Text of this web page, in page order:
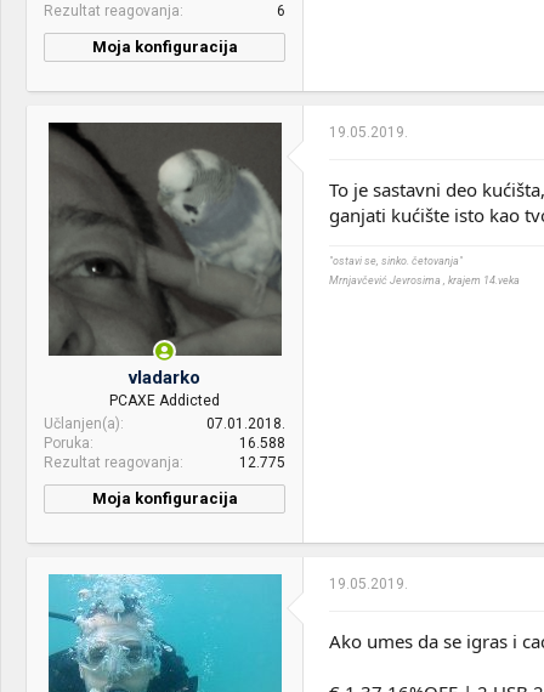
Rezultat reagovanja
6
Moja konfiguracija
vladarko
PCAXE Addicted
Učlanjen(a)
07.01.2018.
Poruka
16.588
Rezultat reagovanja
12.775
Moja konfiguracija
Name:
CPU & cooler:
Intel i9-10900 & be quiet!
Motherboard: Asus Z490 Tuf Gaming Plus
19.05.2019.
To je sastavni deo
ganjati kućište isto kao
"ostavi se, sinko. četovanja"
Mrnjavčević Jevrosima , krajem 14.veka
19.05.2019.
Ako umes da se igras i